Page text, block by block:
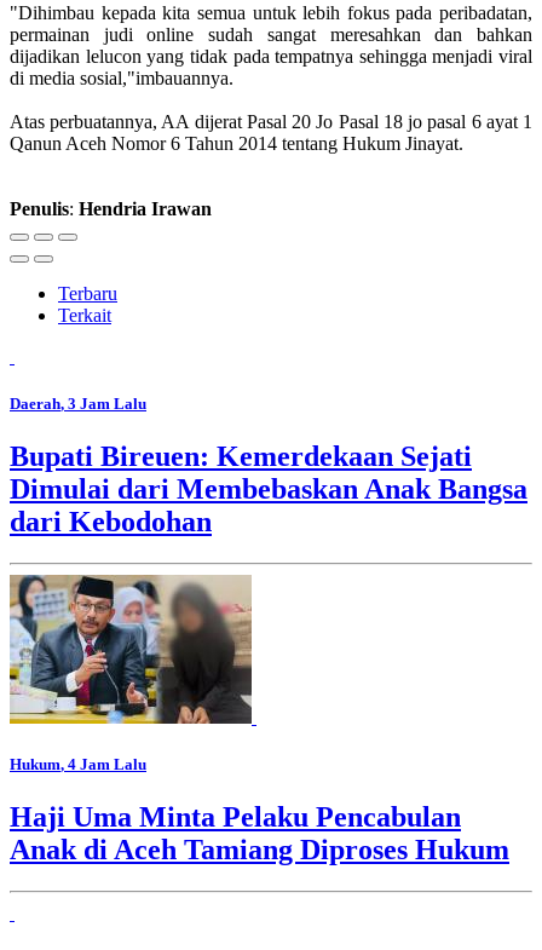
"Dihimbau kepada kita semua untuk lebih fokus pada peribadatan,
permainan judi online sudah sangat meresahkan dan bahkan
dijadikan lelucon yang tidak pada tempatnya sehingga menjadi viral
di media sosial,"imbauannya.
Atas perbuatannya, AA dijerat Pasal 20 Jo Pasal 18 jo pasal 6 ayat 1
Qanun Aceh Nomor 6 Tahun 2014 tentang Hukum Jinayat.
Penulis: Hendria Irawan
Terbaru
Terkait
Daerah, 3 Jam Lalu
Bupati Bireuen: Kemerdekaan Sejati
Dimulai dari Membebaskan Anak Bangsa
dari Kebodohan
Hukum, 4 Jam Lalu
Haji Uma Minta Pelaku Pencabulan
Anak di Aceh Tamiang Diproses Hukum